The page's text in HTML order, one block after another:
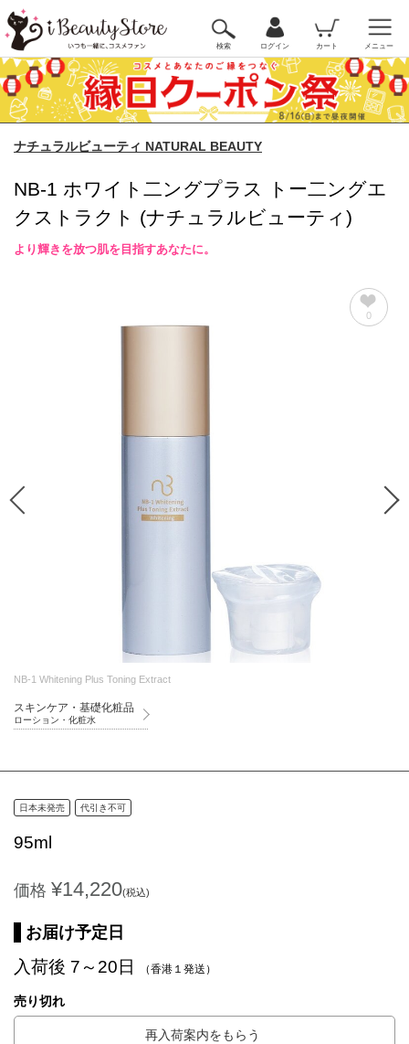
検索 ログイン カート メニュー
ナチュラルビューティ NATURAL BEAUTY
NB-1 ホワイト二ングプラス トー二ングエ
クストラクト (ナチュラルビューティ)
より輝きを放つ肌を目指すあなたに。
0
NB-1 Whitening Plus Toning Extract
スキンケア・基礎化粧品
ローション・化粧水
日本未発売 代引き不可
95ml
価格 ¥14,220(税込)
お届け予定日
入荷後 7～20日 （香港１発送）
売り切れ
再入荷案内をもらう